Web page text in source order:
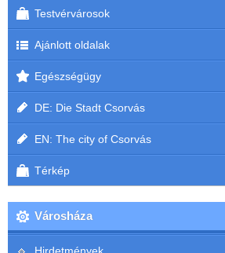
Testvérvárosok
Ajánlott oldalak
Egészségügy
DE: Die Stadt Csorvás
EN: The city of Csorvás
Térkép
Városháza